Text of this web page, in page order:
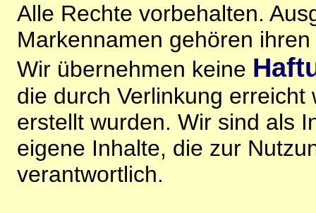
Alle Rechte vorbehalten.
Markennamen gehören
Wir übernehmen keine
die durch Verlinkung
erstellt wurden. Wir sind als
eigene Inhalte, die zur
verantwortlich.